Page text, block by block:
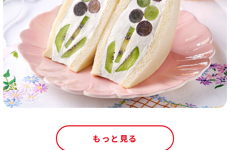
もっと見る